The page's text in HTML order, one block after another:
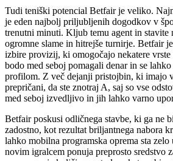
Tudi teniški potencial Betfair je veliko.
je eden najbolj priljubljenih dogodkov v
trenutni minuti. Kljub temu agent in stavite
ogromne slame in hitrejše turnirje. Betfair
izbire provizij, ki omogočajo nekatere vrste
bodo med seboj pomagali denar in se
profilom. Z več dejanji pristojbin, ki imajo
prepričani, da ste znotraj A, saj so vse
med seboj izvedljivo in jih lahko varno
Betfair poskusi odličnega stavbe, ki ga ne
zadostno, kot rezultat briljantnega nabora
lahko mobilna programska oprema sta
novim igralcem ponuja preprosto sredstvo